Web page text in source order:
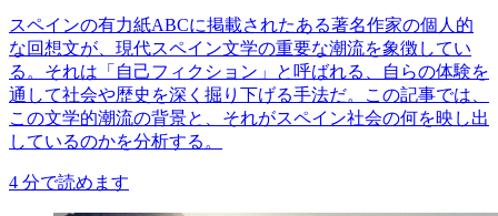
スペインの有力紙ABCに掲載されたある著名作家の個人的
な回想文が、現代スペイン文学の重要な潮流を象徴してい
る。それは「自己フィクション」と呼ばれる、自らの体験を
通して社会や歴史を深く掘り下げる手法だ。この記事では、
この文学的潮流の背景と、それがスペイン社会の何を映し出
しているのかを分析する。
4 分で読めます